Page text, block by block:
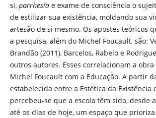
si, parrhesíae exame de consciência o
de estilizar sua existência, moldando sua
artesão de si mesmo. Os apostes teóricos
a pesquisa, além do Michel Foucault, são:
Brandão (2011), Barcelos, Rabelo e
outros autores. Esses correlacionam a obra
Michel Foucault com a Educação. A partir
estabelecida entre a Estética da Existência
percebeu-se que a escola têm sido, desde
até os dias de hoje, um espaço que